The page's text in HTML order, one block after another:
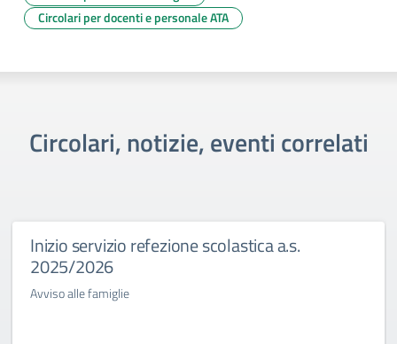
Circolari per docenti e personale ATA
Circolari, notizie, eventi correlati
Inizio servizio refezione scolastica a.s.
2025/2026
Avviso alle famiglie